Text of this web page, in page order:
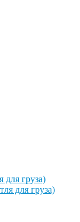
груза)